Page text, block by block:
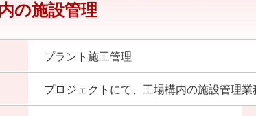
の施設管理
プラント施工管理